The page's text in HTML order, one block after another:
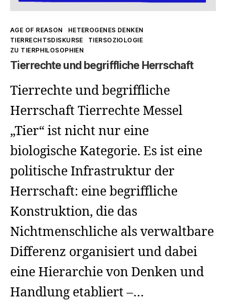
Kategorien
AGE OF REASON
HETEROGENES DENKEN
TIERRECHTSDISKURSE
TIERSOZIOLOGIE
ZU TIERPHILOSOPHIEN
Tierrechte und begriffliche Herrschaft
Tierrechte und begriffliche
Herrschaft Tierrechte Messel
„Tier“ ist nicht nur eine
biologische Kategorie. Es ist eine
politische Infrastruktur der
Herrschaft: eine begriffliche
Konstruktion, die das
Nichtmenschliche als verwaltbare
Differenz organisiert und dabei
eine Hierarchie von Denken und
Handlung etabliert –…